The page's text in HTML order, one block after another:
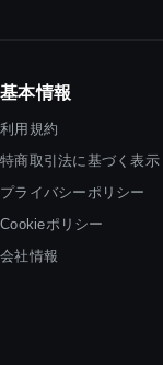
基本情報
利用規約
特商取引法に基づく表示
プライバシーポリシー
Cookieポリシー
会社情報